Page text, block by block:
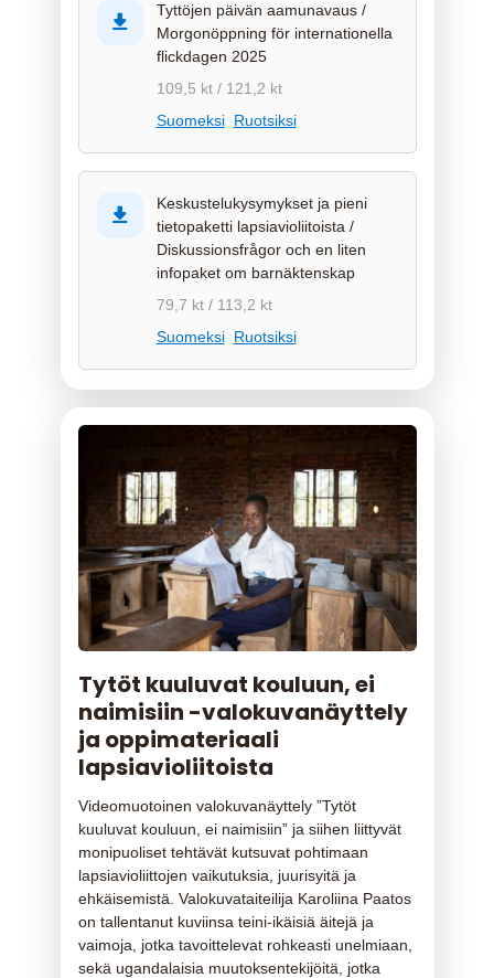
Tyttöjen päivän aamunavaus /
Morgonöppning för internationella
flickdagen 2025
109,5 kt / 121,2 kt
Suomeksi Ruotsiksi
Keskustelukysymykset ja pieni
tietopaketti lapsiavioliitoista /
Diskussionsfrågor och en liten
infopaket om barnäktenskap
79,7 kt / 113,2 kt
Suomeksi Ruotsiksi
Tytöt kuuluvat kouluun, ei
naimisiin -valokuvanäyttely
ja oppimateriaali
lapsiavioliitoista
Videomuotoinen valokuvanäyttely ”Tytöt
kuuluvat kouluun, ei naimisiin” ja siihen liittyvät
monipuoliset tehtävät kutsuvat pohtimaan
lapsiavioliittojen vaikutuksia, juurisyitä ja
ehkäisemistä. Valokuvataiteilija Karoliina Paatos
on tallentanut kuviinsa teini-ikäisiä äitejä ja
vaimoja, jotka tavoittelevat rohkeasti unelmiaan,
sekä ugandalaisia muutoksentekijöitä, jotka